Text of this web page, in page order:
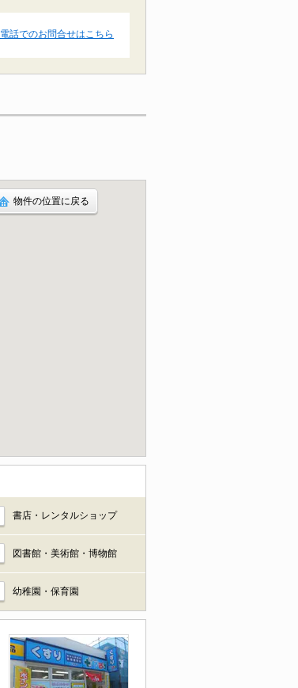
電話でのお問合せはこちら
物件の位置に戻る
書店・レンタルショップ
図書館・美術館・博物館
幼稚園・保育園